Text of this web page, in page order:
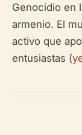
Genocidio en
armenio. El
activo que
entusiastas (